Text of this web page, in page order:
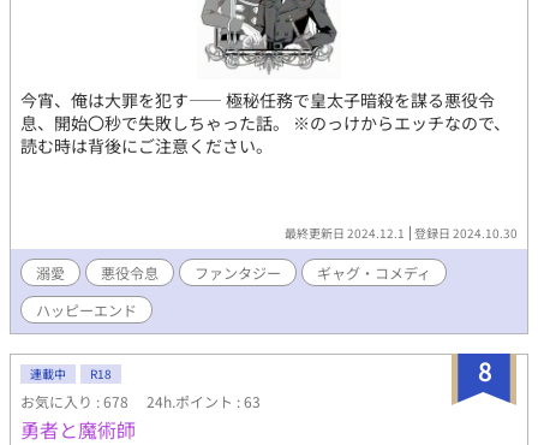
今宵、俺は大罪を犯す―― 極秘任務で皇太子暗殺を謀る悪役令
息、開始〇秒で失敗しちゃった話。 ※のっけからエッチなので、
読む時は背後にご注意ください。
最終更新日 2024.12.1 登録日 2024.10.30
溺愛 悪役令息 ファンタジー
ギャグ・コメディ
ハッピーエンド
8
連載中 R18
お気に入り : 678 24h.ポイント : 63
勇者と魔術師